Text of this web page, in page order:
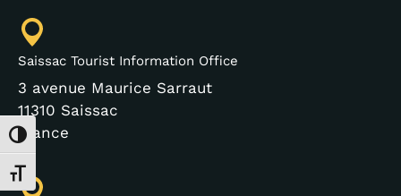
Toggle High Contrast
Toggle Font size
Saissac Tourist Information Office
3 avenue Maurice Sarraut
11310 Saissac
France